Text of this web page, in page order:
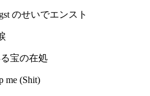
のせいでエンスト
宝の在処
me (Shit)